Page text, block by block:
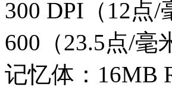
300 DPI（12点/
600（23.5点/毫
记忆体：16MB